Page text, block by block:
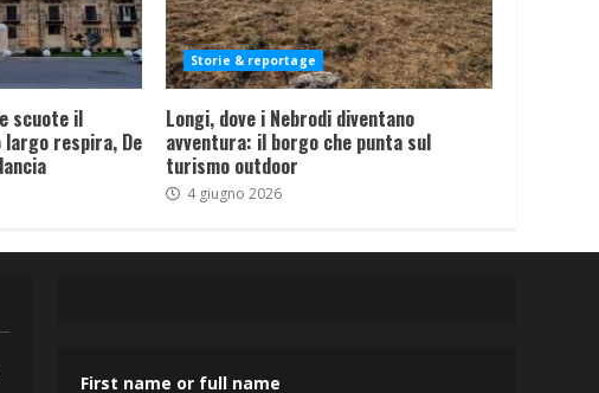
scuote il
respira, De
Storie & reportage
Longi, dove i Nebrodi diventano
avventura: il borgo che punta sul
turismo outdoor
4 giugno 2026
First name or full name